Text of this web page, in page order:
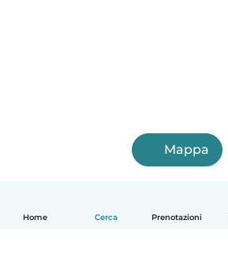
Home Cerca Prenotazioni
Mappa